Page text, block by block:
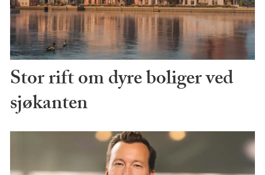
Stor rift om dyre boliger ved
sjøkanten